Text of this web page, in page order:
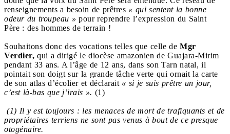
renseignements a besoin de prêtres « qui sentent la bonne
odeur du troupeau » pour reprendre l’expression du Saint
Père : des hommes de terrain !
Souhaitons donc des vocations telles que celle de Mgr
Verdier, qui a dirigé le diocèse amazonien de Guajara-Mirim
pendant 33 ans. A l’âge de 12 ans, dans son Tarn natal, il
pointait son doigt sur la grande tâche verte qui ornait la carte
de son atlas d’écolier et déclarait « si je suis prêtre un jour,
c’est là-bas que j’irais ». (1)
(1) Il y est toujours : les menaces de mort de trafiquants et de
propriétaires terriens ne sont pas venus à bout de ce presque
otogénaire.